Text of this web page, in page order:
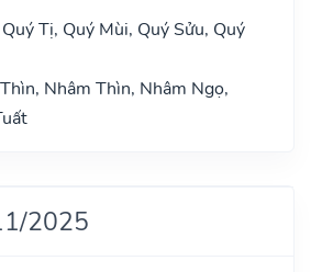
Tị, Quý Mùi, Quý Sửu, Quý
Nhâm Thìn, Nhâm Ngọ,
2025